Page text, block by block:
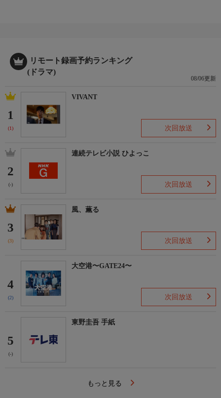
リモート録画予約ランキング
(ドラマ)
08/06更新
1
(1)
VIVANT
次回放送
2
(-)
連続テレビ小説 ひよっこ
次回放送
3
(3)
風、薫る
次回放送
4
(2)
大空港〜GATE24〜
次回放送
5
(-)
東野圭吾 手紙
もっと見る